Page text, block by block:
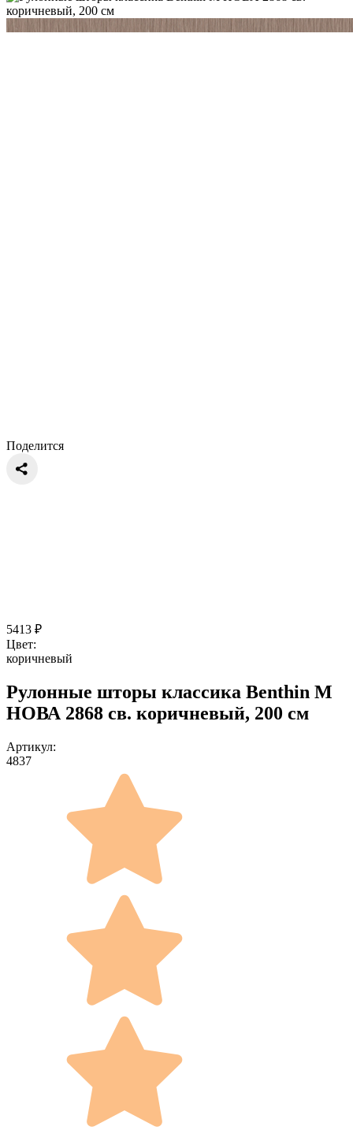
Поделится
5413 ₽
Цвет:
коричневый
Рулонные шторы классика Benthin M
НОВА 2868 св. коричневый, 200 см
Артикул:
4837